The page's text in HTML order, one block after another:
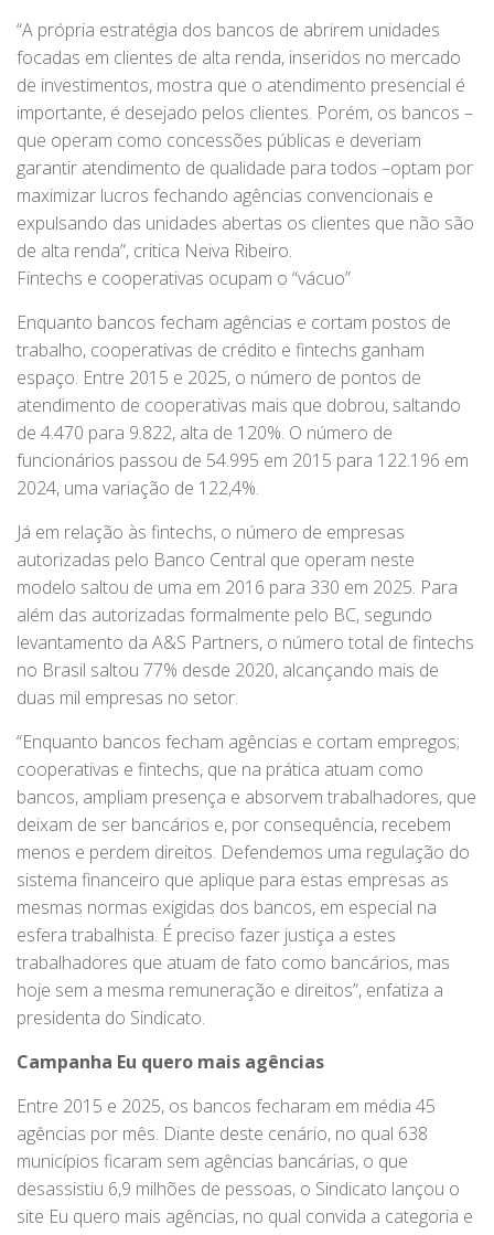
“A própria estratégia dos bancos de abrirem unidades
focadas em clientes de alta renda, inseridos no mercado
de investimentos, mostra que o atendimento presencial é
importante, é desejado pelos clientes. Porém, os bancos –
que operam como concessões públicas e deveriam
garantir atendimento de qualidade para todos –optam por
maximizar lucros fechando agências convencionais e
expulsando das unidades abertas os clientes que não são
de alta renda”, critica Neiva Ribeiro.
Fintechs e cooperativas ocupam o “vácuo”
Enquanto bancos fecham agências e cortam postos de
trabalho, cooperativas de crédito e fintechs ganham
espaço. Entre 2015 e 2025, o número de pontos de
atendimento de cooperativas mais que dobrou, saltando
de 4.470 para 9.822, alta de 120%. O número de
funcionários passou de 54.995 em 2015 para 122.196 em
2024, uma variação de 122,4%.
Já em relação às fintechs, o número de empresas
autorizadas pelo Banco Central que operam neste
modelo saltou de uma em 2016 para 330 em 2025. Para
além das autorizadas formalmente pelo BC, segundo
levantamento da A&S Partners, o número total de fintechs
no Brasil saltou 77% desde 2020, alcançando mais de
duas mil empresas no setor.
“Enquanto bancos fecham agências e cortam empregos;
cooperativas e fintechs, que na prática atuam como
bancos, ampliam presença e absorvem trabalhadores, que
deixam de ser bancários e, por consequência, recebem
menos e perdem direitos. Defendemos uma regulação do
sistema financeiro que aplique para estas empresas as
mesmas normas exigidas dos bancos, em especial na
esfera trabalhista. É preciso fazer justiça a estes
trabalhadores que atuam de fato como bancários, mas
hoje sem a mesma remuneração e direitos”, enfatiza a
presidenta do Sindicato.
Campanha Eu quero mais agências
Entre 2015 e 2025, os bancos fecharam em média 45
agências por mês. Diante deste cenário, no qual 638
municípios ficaram sem agências bancárias, o que
desassistiu 6,9 milhões de pessoas, o Sindicato lançou o
site Eu quero mais agências, no qual convida a categoria e